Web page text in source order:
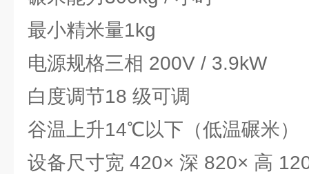
最小精米量1kg
电源规格三相 200V / 3.9kW
白度调节18 级可调
谷温上升14℃以下（低温碾米）
设备尺寸宽 420× 深 820× 高